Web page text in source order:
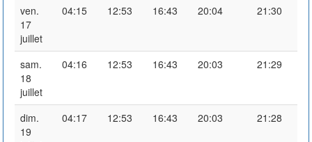
ven.
17
juillet
04:15 12:53 16:43 20:04 21:30
sam.
18
juillet
04:16 12:53 16:43 20:03 21:29
dim.
19
04:17 12:53 16:43 20:03 21:28